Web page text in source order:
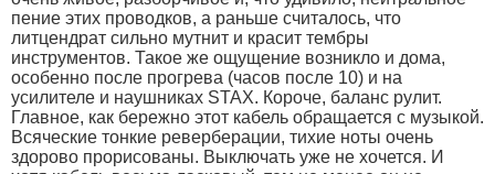
пение этих проводков, а раньше считалось, что
литцендрат сильно мутнит и красит тембры
инструментов. Такое же ощущение возникло и дома,
особенно после прогрева (часов после 10) и на
усилителе и наушниках STAX. Короче, баланс рулит.
Главное, как бережно этот кабель обращается с музыкой.
Всяческие тонкие реверберации, тихие ноты очень
здорово прорисованы. Выключать уже не хочется. И